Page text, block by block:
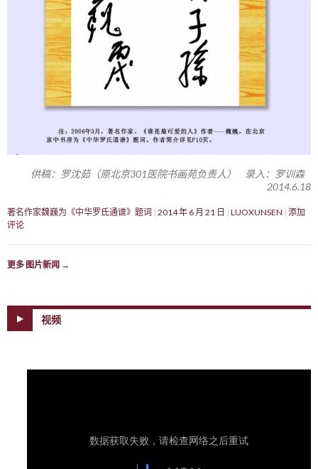
供稿：罗沈茹（原北京301医院书画苑负责人） 录入：罗训森
2014.6.18
著名作家魏巍为《中华罗氏通谱》题词 2014 年 6 月 21 日 LUOXUNSEN 添加
评论
更多 图片新闻 →
视频